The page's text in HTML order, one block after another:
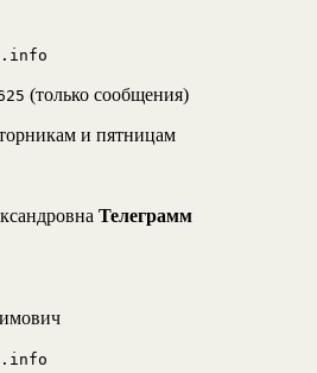
(только сообщения)
и пятницам
Телеграмм